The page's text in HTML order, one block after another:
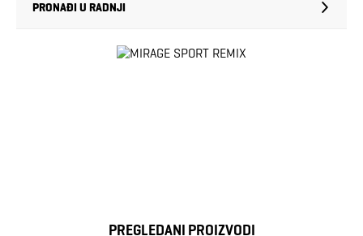
PRONAĐI U RADNJI
PREGLEDANI PROIZVODI